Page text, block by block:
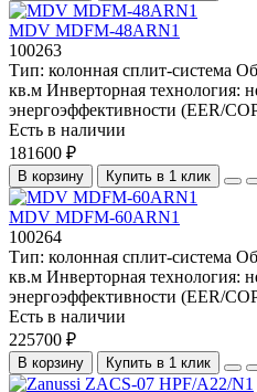
MDV MDFM-48ARN1
100263
Тип: колонная сплит-система
кв.м Инверторная технология:
энергоэффективности (EER/
Есть в наличии
181600 ₽
В корзину Купить в 1 клик
MDV MDFM-60ARN1
100264
Тип: колонная сплит-система
кв.м Инверторная технология:
энергоэффективности (EER/
Есть в наличии
225700 ₽
В корзину Купить в 1 клик